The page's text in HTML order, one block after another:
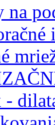
na